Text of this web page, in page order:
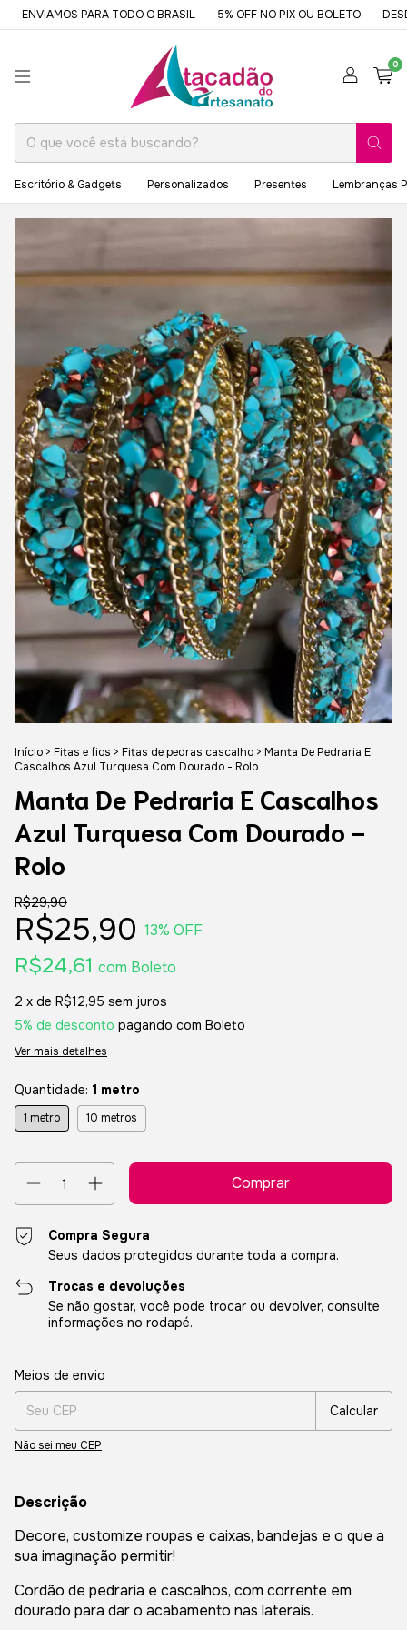
ENVIAMOS PARA TODO O BRASIL 5% OFF NO PIX OU BOLETO
0
Escritório & Gadgets Personalizados Presentes Lembranças
Início > Fitas e fios > Fitas de pedras cascalho > Manta De Pedraria E
Cascalhos Azul Turquesa Com Dourado - Rolo
Manta De Pedraria E Cascalhos
Azul Turquesa Com Dourado -
Rolo
R$29,90
R$25,90 13% OFF
R$24,61 com Boleto
2 x de R$12,95 sem juros
5% de desconto pagando com Boleto
Ver mais detalhes
Quantidade: 1 metro
1 metro 10 metros
Compra Segura
Seus dados protegidos durante toda a compra.
Trocas e devoluções
Se não gostar, você pode trocar ou devolver, consulte
informações no rodapé.
Entregas para o CEP:
Meios de envio
Calcular
Não sei meu CEP
Descrição
Decore, customize roupas e caixas, bandejas e o que a
sua imaginação permitir!
Cordão de pedraria e cascalhos, com corrente em
dourado para dar o acabamento nas laterais.